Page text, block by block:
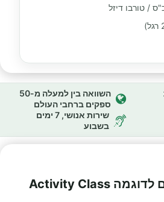
השוואה בין למעלה מ-50
ספקים ברחבי העולם
שירות אנושי, 7 ימים
בשבוע
להשכיר קרוואנים לדוגמה Activity Class